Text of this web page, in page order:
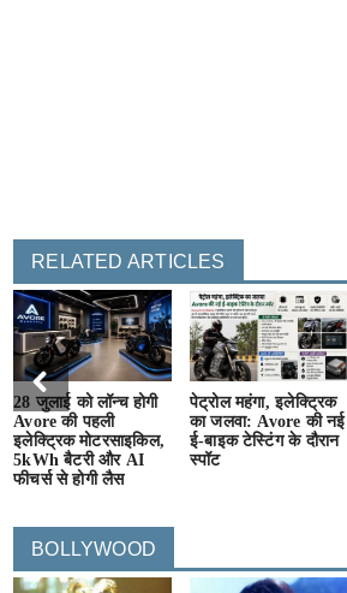
RELATED ARTICLES
28 जुलाई को लॉन्च होगी
Avore की पहली
इलेक्ट्रिक मोटरसाइकिल,
5kWh बैटरी और AI
फीचर्स से होगी लैस
पेट्रोल महंगा, इलेक्ट्रिक
का जलवा: Avore की नई
ई-बाइक टेस्टिंग के दौरान
स्पॉट
BOLLYWOOD